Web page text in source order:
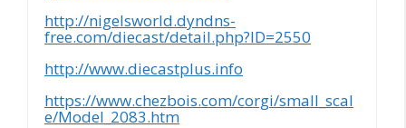
http://nigelsworld.dyndns-
free.com/diecast/detail.php?ID=2550
http://www.diecastplus.info
https://www.chezbois.com/corgi/small_scal
e/Model_2083.htm